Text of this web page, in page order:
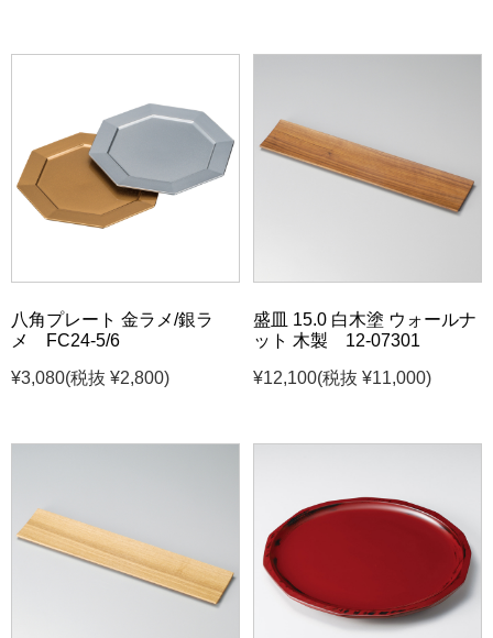
八角プレート 金ラメ/銀ラ
メ FC24-5/6
¥3,080(税抜 ¥2,800)
盛皿 15.0 白木塗 ウォールナ
ット 木製 12-07301
¥12,100(税抜 ¥11,000)